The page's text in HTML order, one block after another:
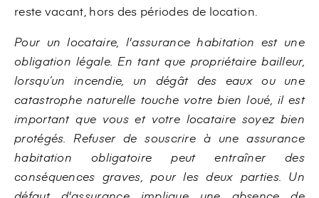
reste vacant, hors des périodes de location.
Pour un locataire, l'assurance habitation est une
obligation légale. En tant que propriétaire bailleur,
lorsqu’un incendie, un dégât des eaux ou une
catastrophe naturelle touche votre bien loué, il est
important que vous et votre locataire soyez bien
protégés. Refuser de souscrire à une assurance
habitation obligatoire peut entraîner des
conséquences graves, pour les deux parties. Un